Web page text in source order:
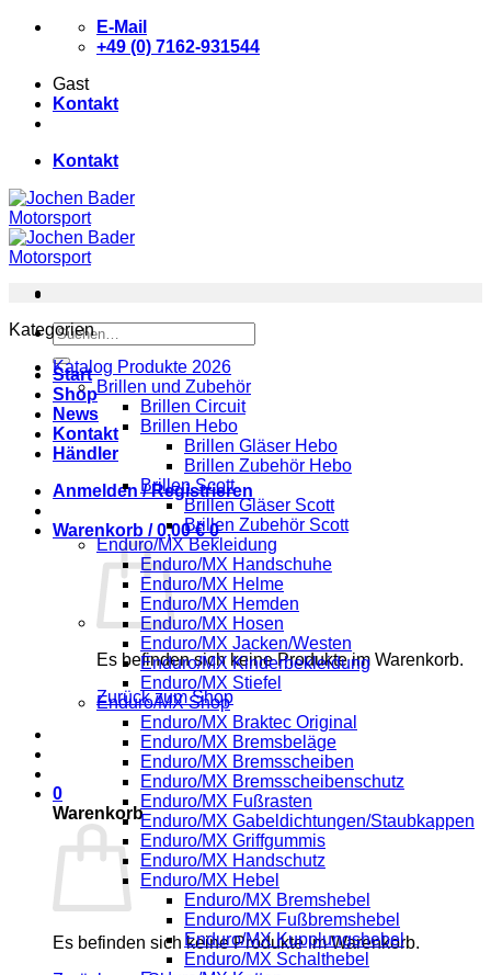
Zum
E-Mail
+49 (0) 7162-931544
Gast
Kontakt
Kontakt
Suchen
nach:
Start
Shop
News
Kontakt
Händler
Anmelden / Registrieren
Warenkorb /0,00€ 0
Es befinden sich keine Produkte im Warenkorb.
Zurück zum Shop
0
Warenkorb
Es befinden sich keine Produkte im Warenkorb.
Kategorien
Katalog Produkte 2026
Brillen und Zubehör
Brillen Circuit
Brillen Hebo
Brillen Gläser Hebo
Brillen Zubehör Hebo
Brillen Scott
Brillen Gläser Scott
Brillen Zubehör Scott
Enduro/MX Bekleidung
Enduro/MX Handschuhe
Enduro/MX Helme
Enduro/MX Hemden
Enduro/MX Hosen
Enduro/MX Jacken/Westen
Enduro/MX Kinderbekleidung
Enduro/MX Stiefel
Enduro/MX Shop
Enduro/MX Braktec Original
Enduro/MX Bremsbeläge
Enduro/MX Bremsscheiben
Enduro/MX Bremsscheibenschutz
Enduro/MX Fußrasten
Enduro/MX Gabeldichtungen/Staubkappen
Enduro/MX Griffgummis
Enduro/MX Handschutz
Enduro/MX Hebel
Enduro/MX Bremshebel
Enduro/MX Fußbremshebel
Enduro/MX Kupplungshebel
Enduro/MX Schalthebel